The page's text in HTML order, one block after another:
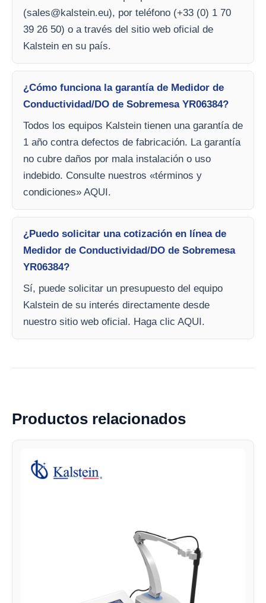
(sales@kalstein.eu), por teléfono (+33 (0) 1 70
39 26 50) o a través del sitio web oficial de
Kalstein en su país.
¿Cómo funciona la garantía de Medidor de
Conductividad/DO de Sobremesa YR06384?
Todos los equipos Kalstein tienen una garantía de
1 año contra defectos de fabricación. La garantía
no cubre daños por mala instalación o uso
indebido. Consulte nuestros «términos y
condiciones» AQUI.
¿Puedo solicitar una cotización en línea de
Medidor de Conductividad/DO de Sobremesa
YR06384?
Sí, puede solicitar un presupuesto del equipo
Kalstein de su interés directamente desde
nuestro sitio web oficial. Haga clic AQUI.
Productos relacionados